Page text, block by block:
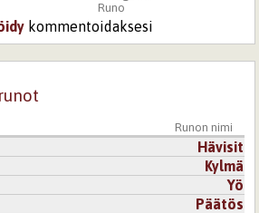
Runo
kommentoidaksesi
Runon nimi
Hävisit
Kylmä
Yö
Päätös